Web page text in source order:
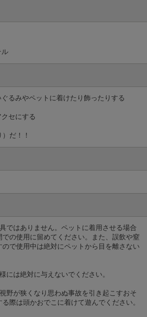
ル
るみやペットに着けたり飾ったりする
セにする
だ！！
ではありません。ペットに着用させる場合
の使用に留めてください。また、誤飲や窒
で使用中は絶対にペットから目を離さない
には絶対に与えないでください。
野が狭くなり思わぬ事故を引き起こすおそ
際は頭かおでこに着けて遊んでください。